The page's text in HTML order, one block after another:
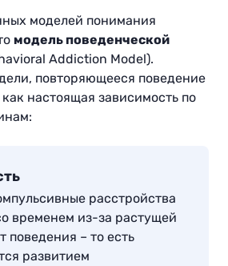
моделей понимания
модель поведенческой
Addiction Model).
повторяющееся поведение
настоящая зависимость по
расстройства
временем из-за растущей
поведения – то есть
развитием